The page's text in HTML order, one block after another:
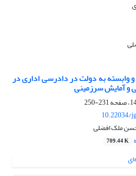
به دولت در دادرسی اداری در
و آمایش سرزمینی
231-250
10.22034/
ملک افضلی
709.44 K